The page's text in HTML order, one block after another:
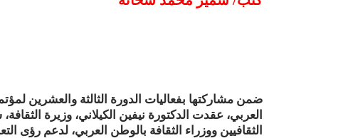
ضمن مشاركتها بفعاليات الدورة الثالثة والعشرين
العربي، عقدت الدكتورة نيفين الكيلاني، وزيرة
الثقافيين ووزراء الثقافة بالوطن العربي، لدعم رؤى